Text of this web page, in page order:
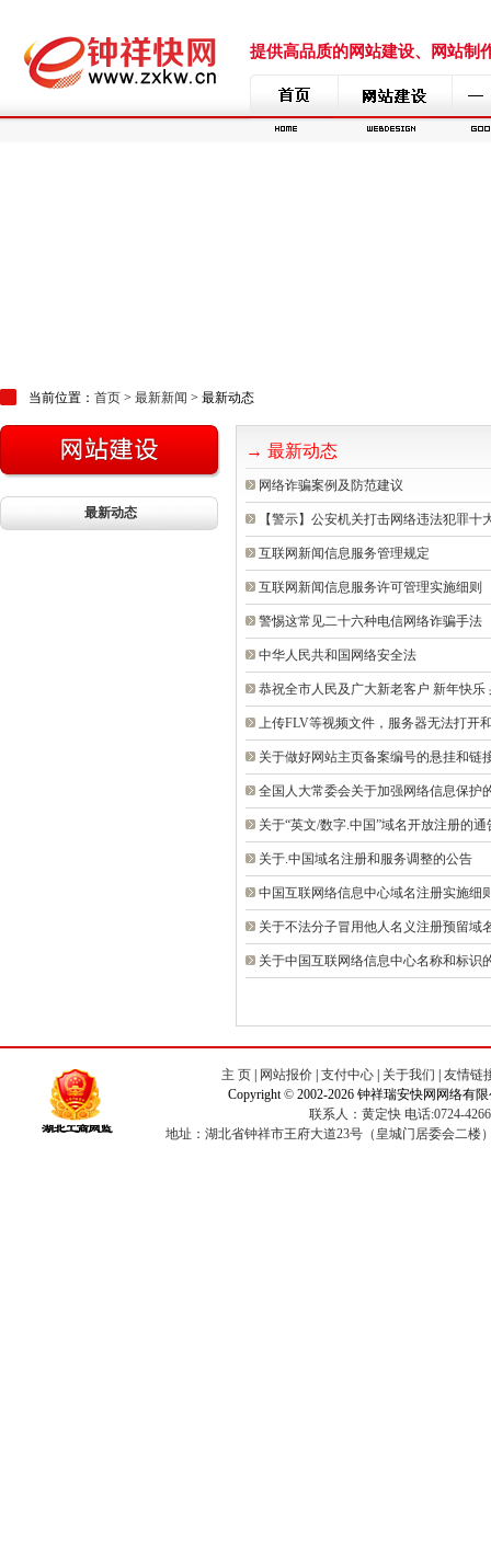
提供高品质的网站建设、网站制
当前位置： 首页 > 最新新闻 > 最新动态
最新动态
→ 最新动态
网络诈骗案例及防范建议
【警示】公安机关打击网络违法犯罪十
互联网新闻信息服务管理规定
互联网新闻信息服务许可管理实施细则
警惕这常见二十六种电信网络诈骗手法
中华人民共和国网络安全法
恭祝全市人民及广大新老客户 新年快
上传FLV等视频文件，服务器无法打开
关于做好网站主页备案编号的悬挂和链
全国人大常委会关于加强网络信息保护
关于“英文/数字.中国”域名开放注册的通
关于.中国域名注册和服务调整的公告
中国互联网络信息中心域名注册实施细
关于不法分子冒用他人名义注册预留域
关于中国互联网络信息中心名称和标识
主 页| 网站报价| 支付中心| 关于我们
友情链
Copyright©2002-2026 钟祥瑞安快网网络有
联系人：黄定快 电话:0724-
地址：湖北省钟祥市王府大道23号（皇城门居委会二楼